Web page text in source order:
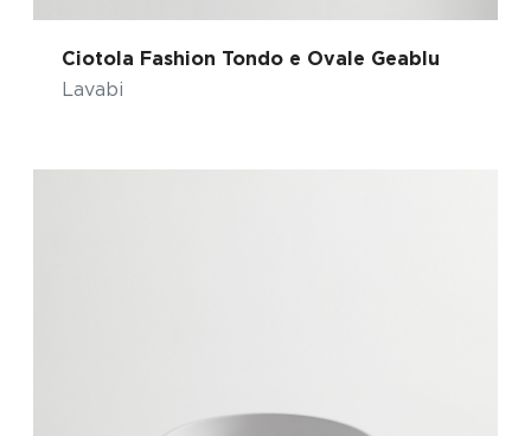
Ciotola Fashion Tondo e Ovale Geablu
Lavabi